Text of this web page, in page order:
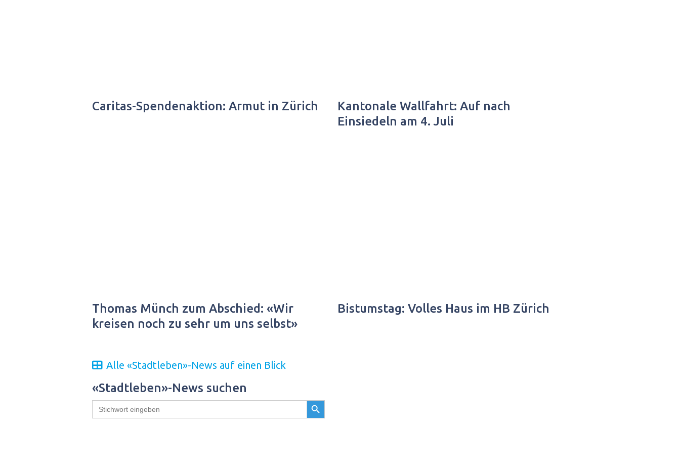
Caritas-Spendenaktion: Armut in Zürich
Kantonale Wallfahrt: Auf nach
Einsiedeln am 4. Juli
Thomas Münch zum Abschied: «Wir
kreisen noch zu sehr um uns selbst»
Bistumstag: Volles Haus im HB Zürich
Alle «Stadtleben»-News auf einen Blick
«Stadtleben»-News suchen
Search
for:
Search Button